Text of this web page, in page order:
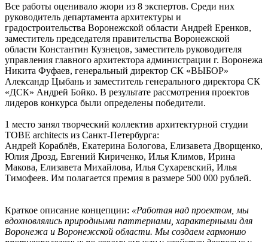
Все работы оценивало жюри из 8 экспертов. Среди них
руководитель департамента архитектуры и
градостроительства Воронежской области Андрей Еренков,
заместитель председателя правительства Воронежской
области Константин Кузнецов, заместитель руководителя
управления главного архитектора администрации г. Воронежа
Никита Фуфаев, генеральный директор СК «ВЫБОР»
Александр Цыбань и заместитель генерального директора СК
«ДСК» Андрей Бойко. В результате рассмотрения проектов
лидеров конкурса были определены победители.
1 место занял творческий коллектив архитектурной студии
TOBE architects из Санкт-Петербурга:
Андрей Кораблёв, Екатерина Бологова, Елизавета Дворщенко,
Юлия Дрозд, Евгений Кириченко, Илья Климов, Ирина
Макова, Елизавета Михайлова, Илья Сухаревский, Илья
Тимофеев. Им полагается премия в размере 500 000 рублей.
Краткое описание концепции: «Работая над проектом, мы
вдохновлялись природными паттернами, характерными для
Воронежа и Воронежской области. Мы создаем гармонию